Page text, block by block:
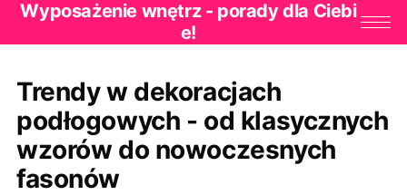
Wyposażenie wnętrz - porady dla Ciebi
e!
Trendy w dekoracjach
podłogowych - od klasycznych
wzorów do nowoczesnych
fasonów